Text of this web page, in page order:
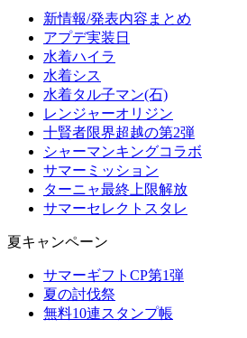
新情報/発表内容まとめ
アプデ実装日
水着ハイラ
水着シス
水着タル子マン(石)
レンジャーオリジン
十賢者限界超越の第2弾
シャーマンキングコラボ
サマーミッション
ターニャ最終上限解放
サマーセレクトスタレ
夏キャンペーン
サマーギフトCP第1弾
夏の討伐祭
無料10連スタンプ帳